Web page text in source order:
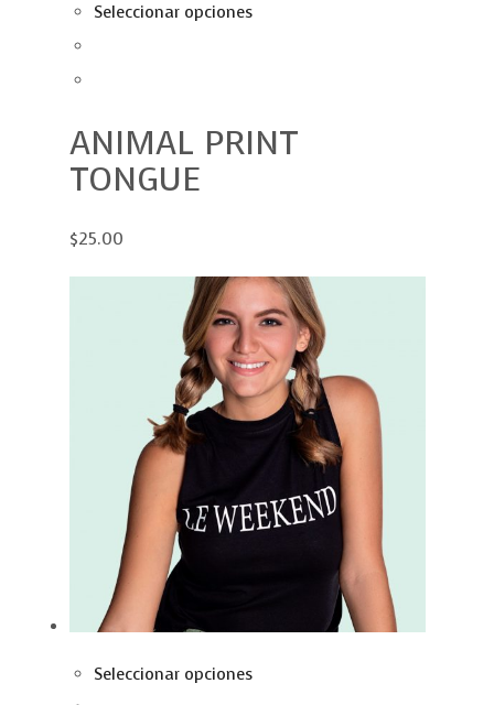
Seleccionar opciones
ANIMAL PRINT
TONGUE
$25.00
Seleccionar opciones